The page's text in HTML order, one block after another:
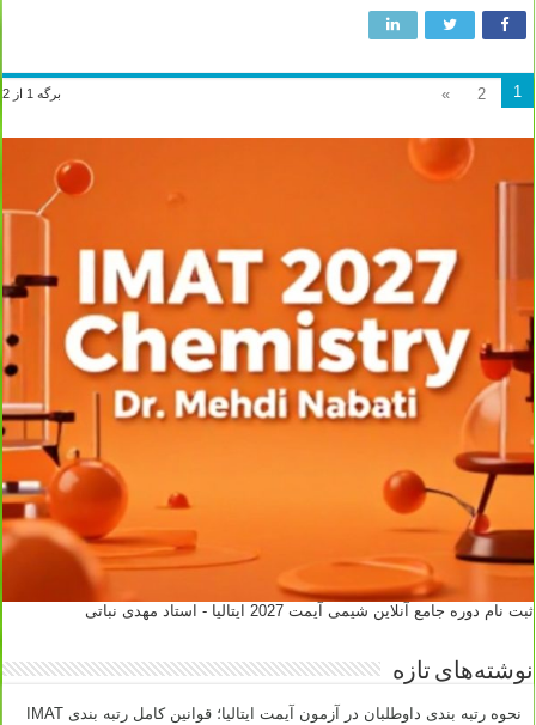
برگه 1 از 2 1
2
»
ثبت نام دوره جامع آنلاین شیمی آیمت 2027 ایتالیا - استاد مهدی نباتی
نوشته‌های تازه
نحوه رتبه بندی داوطلبان در آزمون آیمت ایتالیا؛ قوانین کامل رتبه بندی IMAT